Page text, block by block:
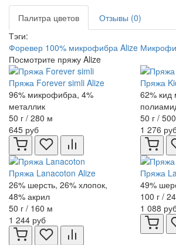
Палитра цветов
Отзывы (0)
Тэги:
Форевер 100% микрофибра Alize
Посмотрите пряжу Alize
Пряжа Forever simli Alize
96% микрофибра, 4%
металлик
50 г / 280 м
645 руб
Пряжа
62% кид
50 г /
1 276
Пряжа Lanacoton Alize
26% шерсть, 26% хлопок,
48% акрил
50 г / 160 м
1 244 руб
Пряжа
49%
100 г /
1 088